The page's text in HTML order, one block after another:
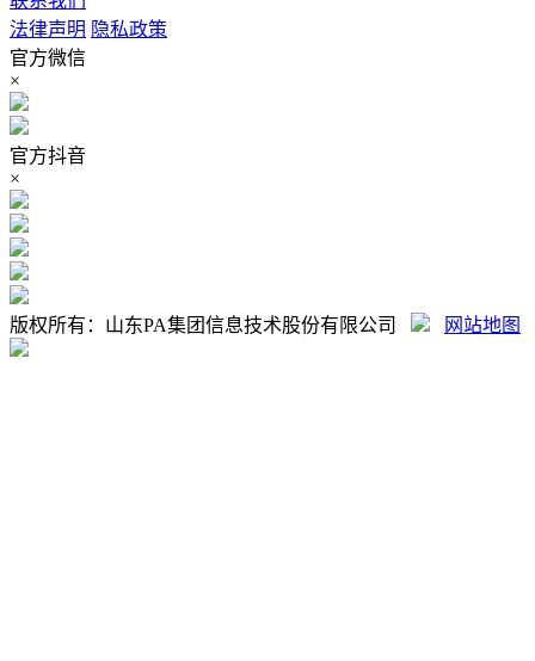
法律声明 隐私政策
官方微信
×
官方抖音
×
版权所有：山东PA集团信息技术股份有限公司 网站地图